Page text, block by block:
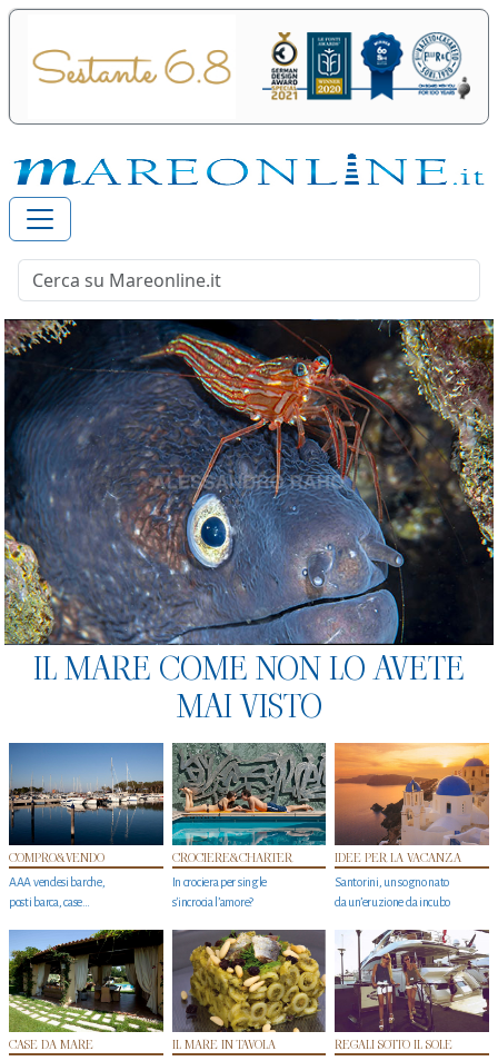
IL MARE COME NON LO AVETE
MAI VISTO
COMPRO&VENDO
AAA vendesi barche,
posti barca, case…
CROCIERE&CHARTER
In crociera per single
s'incrocia l’amore?
IDEE PER LA VACANZA
Santorini, un sogno nato
da un’eruzione da incubo
CASE DA MARE IL MARE IN TAVOLA REGALI SOTTO IL SOLE